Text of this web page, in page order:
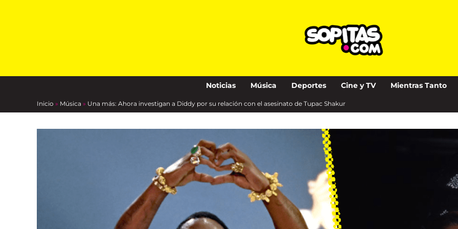
Noticias Música Deportes Cine y TV Mientras Tanto
Inicio » Música » Una más: Ahora investigan a Diddy por su relación con el asesinato de Tupac Shakur